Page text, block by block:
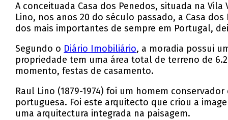
A conceituada Casa dos Penedos, situada na
Lino, nos anos 20 do século passado, a Casa
dos mais importantes de sempre em Portugal,
Segundo o Diário Imobiliário, a moradia possui
propriedade tem uma área total de terreno de
momento, festas de casamento.
Raul Lino (1879-1974) foi um homem
portuguesa. Foi este arquitecto que criou a
uma arquitectura integrada na paisagem.